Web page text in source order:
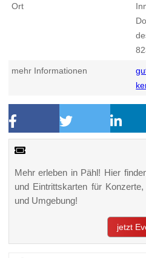
Ort
mehr Informationen
Mehr erleben in Pähl! Hier
und Eintrittskarten für
und Umgebung!
jetzt